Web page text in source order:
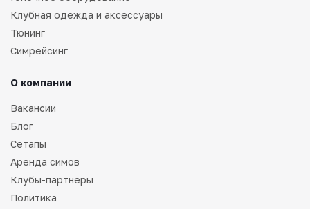
Клубная одежда и аксессуары
Тюнинг
Симрейсинг
О компании
Вакансии
Блог
Сетапы
Аренда симов
Клубы-партнеры
Политика